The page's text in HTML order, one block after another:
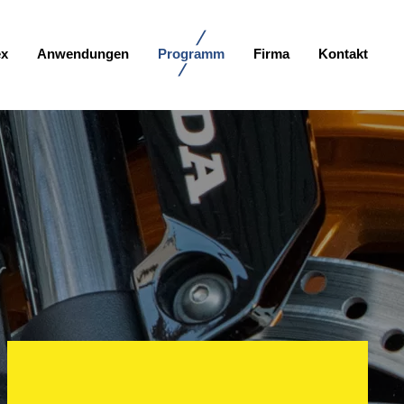
Anwendungen Programm Firma Kontakt